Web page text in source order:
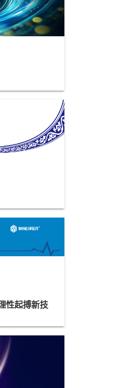
性起搏新技